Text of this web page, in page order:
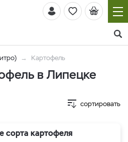
Картофель
в Липецке
сортировать
сорта картофеля